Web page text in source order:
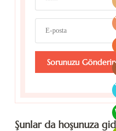
Şunlar da hoşunuza